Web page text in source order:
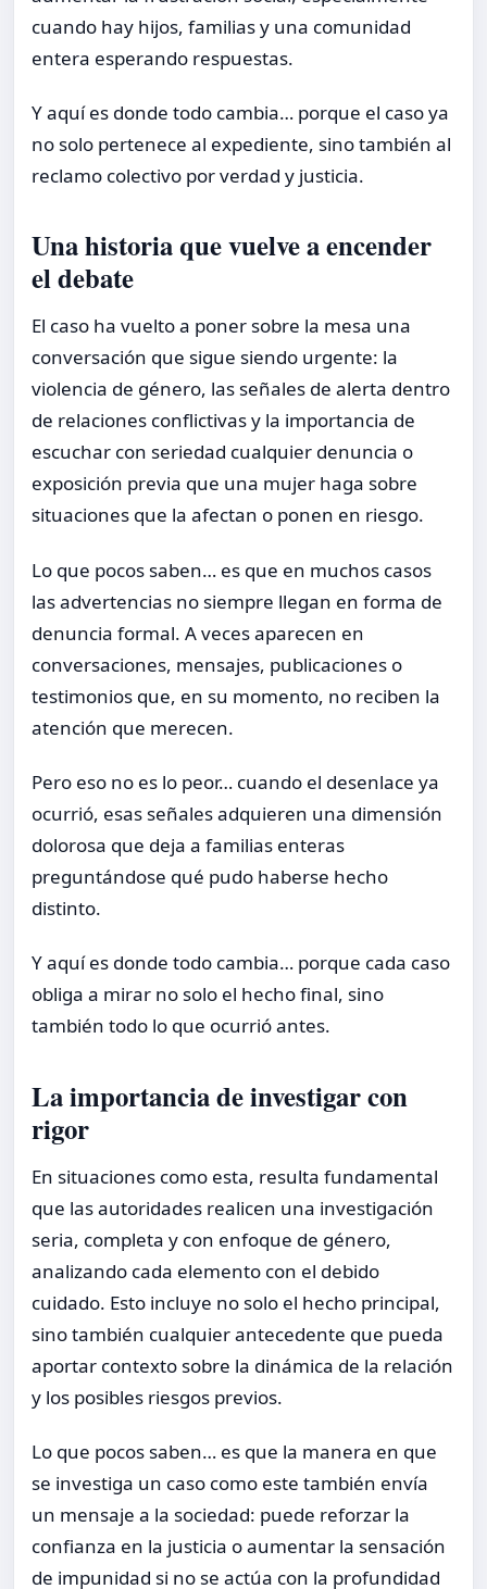
cuando hay hijos, familias y una comunidad
entera esperando respuestas.
Y aquí es donde todo cambia… porque el caso ya
no solo pertenece al expediente, sino también al
reclamo colectivo por verdad y justicia.
Una historia que vuelve a encender
el debate
El caso ha vuelto a poner sobre la mesa una
conversación que sigue siendo urgente: la
violencia de género, las señales de alerta dentro
de relaciones conflictivas y la importancia de
escuchar con seriedad cualquier denuncia o
exposición previa que una mujer haga sobre
situaciones que la afectan o ponen en riesgo.
Lo que pocos saben… es que en muchos casos
las advertencias no siempre llegan en forma de
denuncia formal. A veces aparecen en
conversaciones, mensajes, publicaciones o
testimonios que, en su momento, no reciben la
atención que merecen.
Pero eso no es lo peor… cuando el desenlace ya
ocurrió, esas señales adquieren una dimensión
dolorosa que deja a familias enteras
preguntándose qué pudo haberse hecho
distinto.
Y aquí es donde todo cambia… porque cada caso
obliga a mirar no solo el hecho final, sino
también todo lo que ocurrió antes.
La importancia de investigar con
rigor
En situaciones como esta, resulta fundamental
que las autoridades realicen una investigación
seria, completa y con enfoque de género,
analizando cada elemento con el debido
cuidado. Esto incluye no solo el hecho principal,
sino también cualquier antecedente que pueda
aportar contexto sobre la dinámica de la relación
y los posibles riesgos previos.
Lo que pocos saben… es que la manera en que
se investiga un caso como este también envía
un mensaje a la sociedad: puede reforzar la
confianza en la justicia o aumentar la sensación
de impunidad si no se actúa con la profundidad